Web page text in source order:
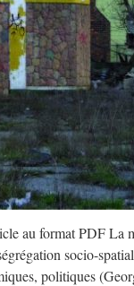
au format PDF La
socio-
politiques